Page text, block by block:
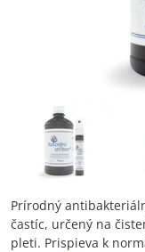
Prírodný
častíc, určený na
pleti. Prispieva k